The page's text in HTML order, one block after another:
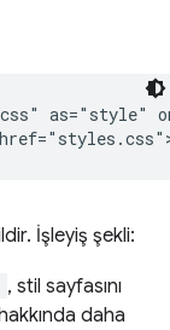
as="style"
İşleyiş şekli:
, stil sayfasını
daha